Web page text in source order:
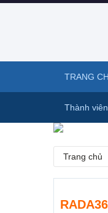
Trang chủ
TRANG
Thành